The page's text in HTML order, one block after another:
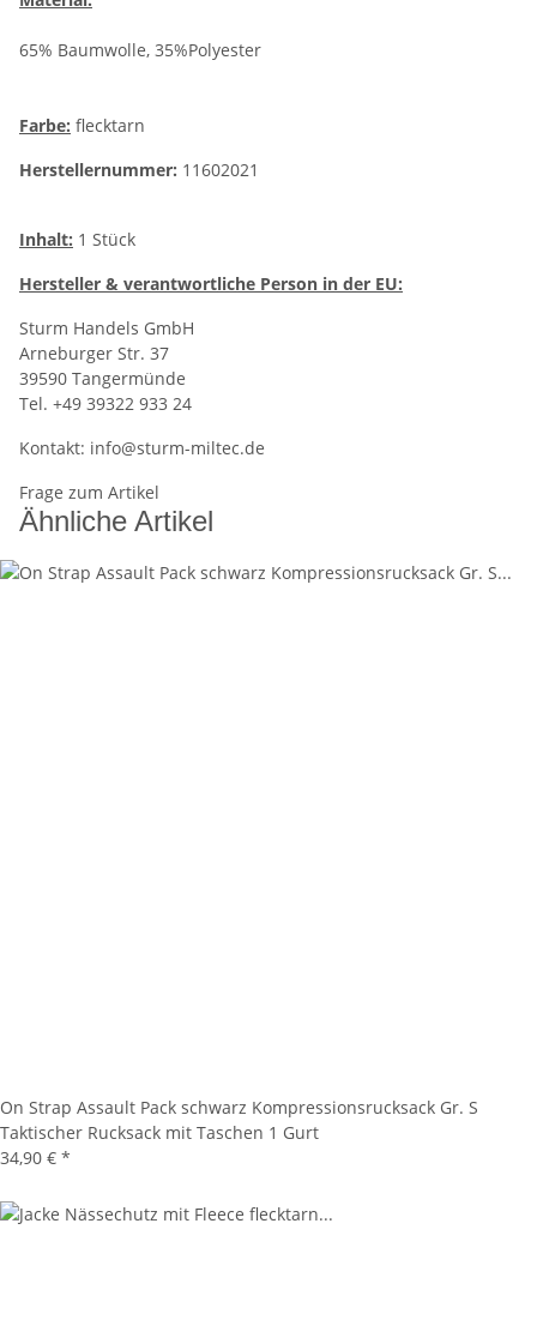
65% Baumwolle, 35%Polyester
Farbe: flecktarn
Herstellernummer: 11602021
Inhalt: 1 Stück
Hersteller & verantwortliche Person in der EU:
Sturm Handels GmbH
Arneburger Str. 37
39590 Tangermünde
Tel. +49 39322 933 24
Kontakt: info@sturm-miltec.de
Frage zum Artikel
Ähnliche Artikel
On Strap Assault Pack schwarz Kompressionsrucksack Gr. S
Taktischer Rucksack mit Taschen 1 Gurt
34,90 € *